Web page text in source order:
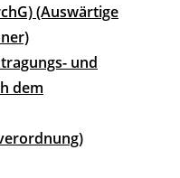
(Auswärtige
und
dem